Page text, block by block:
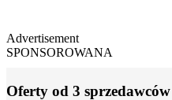
Advertisement
SPONSOROWANA
Oferty od 3